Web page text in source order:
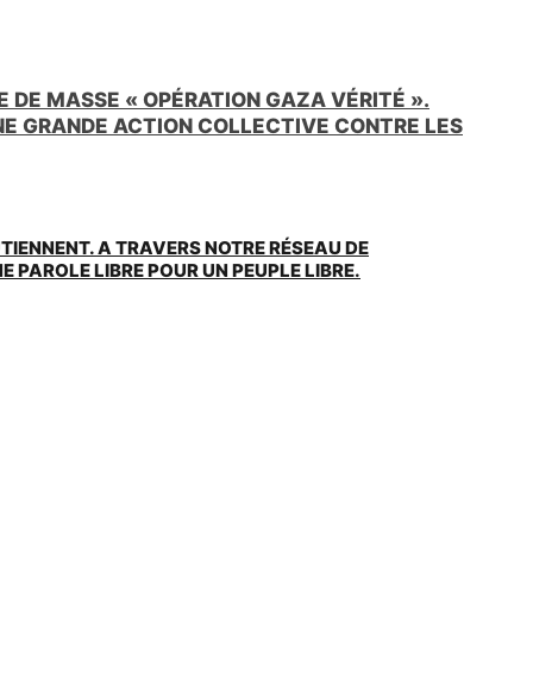
DE MASSE « OPÉRATION GAZA VÉRITÉ ».
GRANDE ACTION COLLECTIVE CONTRE LES
A TRAVERS NOTRE RÉSEAU DE
PAROLE LIBRE POUR UN PEUPLE LIBRE.